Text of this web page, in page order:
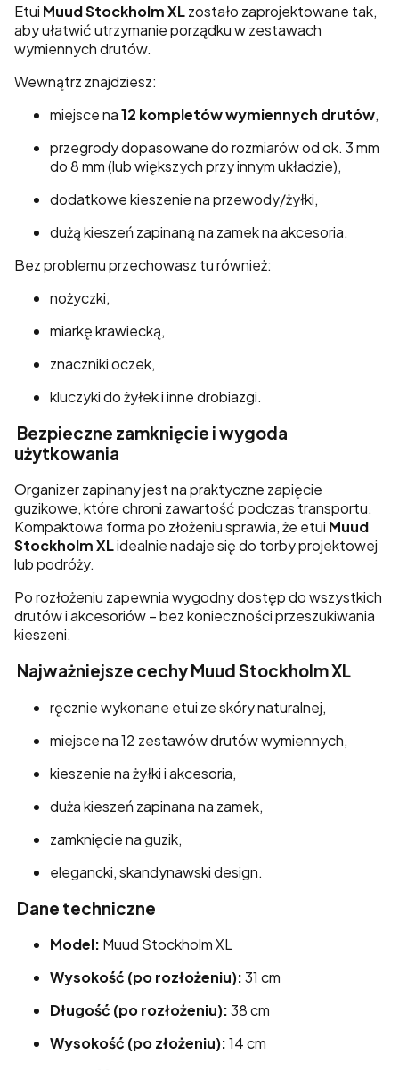
Etui Muud Stockholm XLzostało zaprojektowane tak,
aby ułatwić utrzymanie porządku w zestawach
wymiennych drutów.
Wewnątrz znajdziesz:
miejsce na12 kompletów wymiennych drutów,
przegrody dopasowane do rozmiarów od ok. 3 mm
do 8 mm (lub większych przy innym układzie),
dodatkowe kieszenie na przewody/żyłki,
dużą kieszeń zapinaną na zamek na akcesoria.
Bez problemu przechowasz tu również:
nożyczki,
miarkę krawiecką,
znaczniki oczek,
kluczyki do żyłek i inne drobiazgi.
Bezpieczne zamknięcie i wygoda
użytkowania
Organizer zapinany jest na praktyczne zapięcie
guzikowe, które chroni zawartość podczas transportu.
Kompaktowa forma po złożeniu sprawia, że etui Muud
Stockholm XLidealnie nadaje się do torby projektowej
lub podróży.
Po rozłożeniu zapewnia wygodny dostęp do wszystkich
drutów i akcesoriów – bez konieczności przeszukiwania
kieszeni.
Najważniejsze cechy Muud Stockholm XL
ręcznie wykonane etui ze skóry naturalnej,
miejsce na 12 zestawów drutów wymiennych,
kieszenie na żyłki i akcesoria,
duża kieszeń zapinana na zamek,
zamknięcie na guzik,
elegancki, skandynawski design.
Dane techniczne
Model: Muud Stockholm XL
Wysokość (po rozłożeniu):31 cm
Długość (po rozłożeniu):38 cm
Wysokość (po złożeniu):14 cm